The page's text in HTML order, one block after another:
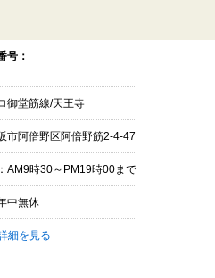
号：
御堂筋線/天王寺
市阿倍野区阿倍野筋2-4-47
AM9時30～PM19時00まで
中無休
細を見る